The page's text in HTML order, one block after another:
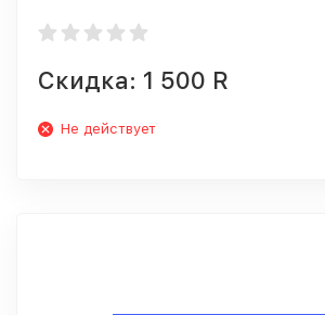
Скидка: 1 500 R
Не действует